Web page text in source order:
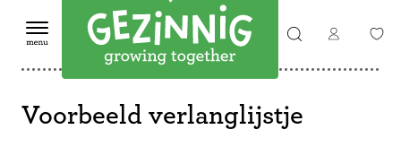
Voorbeeld verlanglijstje